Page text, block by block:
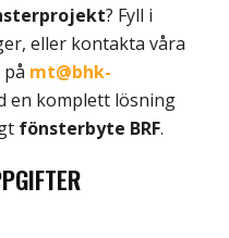
? Fyll i
eller kontakta våra
mt@bhk-
en komplett lösning
fönsterbyte BRF.